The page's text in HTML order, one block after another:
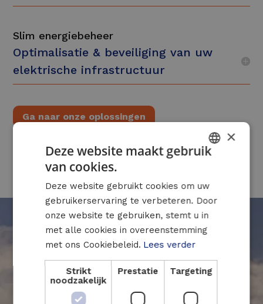
Slim energiebeheer
Optimalisatie & beveiliging van uw
elektrische infrastructuur
Ga naar onze oplossingen
FRENCH
×
Deze website maakt gebruik
van cookies.
Deze website gebruikt cookies om uw
gebruikerservaring te verbeteren. Door
onze website te gebruiken, stemt u in
met alle cookies in overeenstemming
met ons Cookiebeleid. Lees verder
Strikt
noodzakelijk
Prestatie Targeting